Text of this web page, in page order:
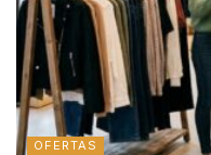
OFERTAS